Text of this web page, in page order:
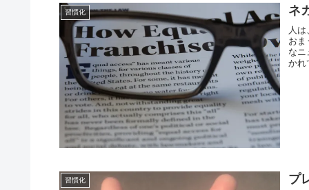
習慣化 ネ
人
おま
なニ
かれ
習慣化
プ